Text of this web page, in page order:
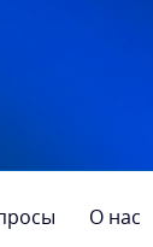
О нас